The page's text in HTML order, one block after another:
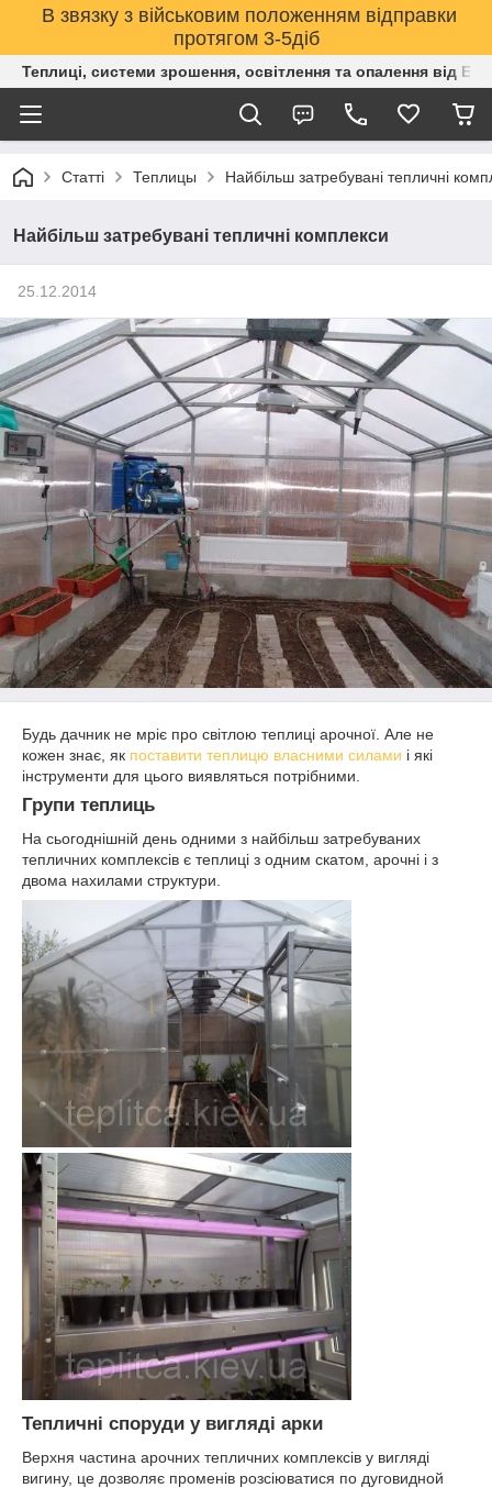
В звязку з військовим положенням відправки
протягом 3-5діб
Теплиці, системи зрошення, освітлення та опалення від
Статті Теплицы Найбільш затребувані тепличні
Найбільш затребувані тепличні комплекси
25.12.2014
Будь дачник не мріє про світлою теплиці арочної. Але не
кожен знає, як поставити теплицю власними силами і які
інструменти для цього виявляться потрібними.
Групи теплиць
На сьогоднішній день одними з найбільш затребуваних
тепличних комплексів є теплиці з одним скатом, арочні і з
двома нахилами структури.
Тепличні споруди у вигляді арки
Верхня частина арочних тепличних комплексів у вигляді
вигину, це дозволяє променів розсіюватися по дуговидной